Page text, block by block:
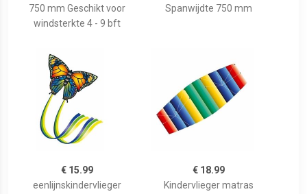
750 mm Geschikt voor
windsterkte 4 - 9 bft
Spanwijdte 750 mm
€ 15.99
eenlijnskindervlieger
€ 18.99
Kindervlieger matras